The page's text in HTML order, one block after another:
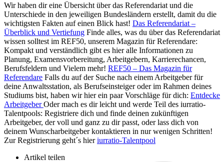
Wir haben dir eine Übersicht über das Referendariat und die
Unterschiede in den jeweiligen Bundesländern erstellt, damit du die
wichtigsten Fakten auf einen Blick hast! Das Referendariat –
Überblick und Vertiefung Finde alles, was du über das Referendariat
wissen solltest im REF50, unserem Magazin für Referendare:
Kompakt und verständlich gibt es hier alle Informationen zu
Planung, Examensvorbereitung, Arbeitgebern, Karrierechancen,
Berufsfeldern und Vielem mehr! REF50 – Das Magazin für
Referendare Falls du auf der Suche nach einem Arbeitgeber für
deine Anwaltsstation, als Berufseinsteiger oder im Rahmen deines
Studiums bist, haben wir hier ein paar Vorschläge für dich: Entdecke
ArbeitgeberOder mach es dir leicht und werde Teil des iurratio-
Talentpools: Registriere dich und finde deinen zukünftigen
Arbeitgeber, der voll und ganz zu dir passt, oder lass dich von
deinem Wunscharbeitgeber kontaktieren in nur wenigen Schritten!
Zur Registrierung geht´s hieriurratio-Talentpool
Artikel teilen